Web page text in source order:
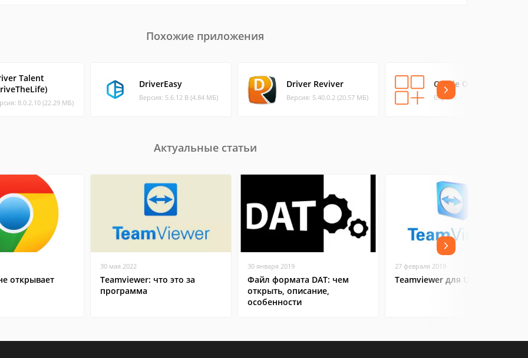
Похожие приложения
Talent
8.0.2.10 (22.29 МБ)
DriverEasy
Версия: 5.6.12 B (4.84 МБ)
Driver Reviver
Версия: 5.40.0.2 (20.57 МБ)
Oracle ODBC driver
Версия: 1.1 (10.28 МБ)
Актуальные статьи
открывает
30 мая 2022
Teamviewer: что это за
программа
30 января 2019
Файл формата DAT: чем
открыть, описание,
особенности
27 февраля 2019
Teamviewer для Ubuntu